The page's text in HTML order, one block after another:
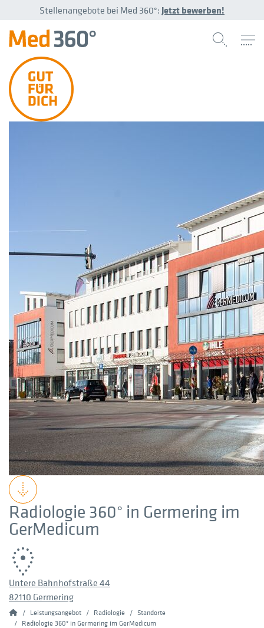
Stellenangebote bei Med 360°: Jetzt bewerben!
Radiologie 360° in Germering im
GerMedicum
Untere Bahnhofstraße 44
82110 Germering
HomeLeistungsangebot Radiologie
Standorte
Radiologie 360° in Germering im GerMedicum